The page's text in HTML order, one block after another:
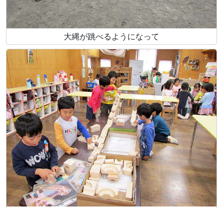
大縄が跳べるようになって